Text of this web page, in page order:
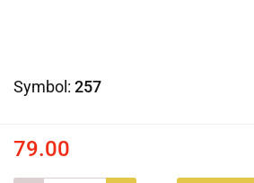
Symbol: 257
79.00